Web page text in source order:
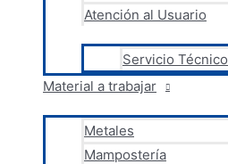
Atención al Usuario
Servicio Técnico
Material a trabajar
Metales
Mampostería